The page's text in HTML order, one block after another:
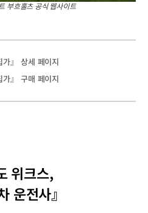
부흐홀츠 공식 웹사이트
가』 상세 페이지
가』 구매 페이지
위크스,
운전사』